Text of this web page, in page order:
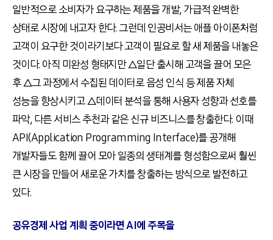
일반적으로 소비자가 요구하는 제품을 개발, 가급적 완벽한
상태로 시장에 내고자 한다. 그런데 인공비서는 애플 아이폰처럼
고객이 요구한 것이라기보다 고객이 필요로 할 새 제품을 내놓은
것이다. 아직 미완성 형태지만 △일단 출시해 고객을 끌어 모은
후 △그 과정에서 수집된 데이터로 음성 인식 등 제품 자체
성능을 향상시키고 △데이터 분석을 통해 사용자 성향과 선호를
파악, 다른 서비스 추천과 같은 신규 비즈니스를 창출한다. 이때
API(Application Programming Interface)를 공개해
개발자들도 함께 끌어 모아 일종의 생태계를 형성함으로써 훨씬
큰 시장을 만들어 새로운 가치를 창출하는 방식으로 발전하고
있다.
공유경제 사업 계획 중이라면 AI에 주목을